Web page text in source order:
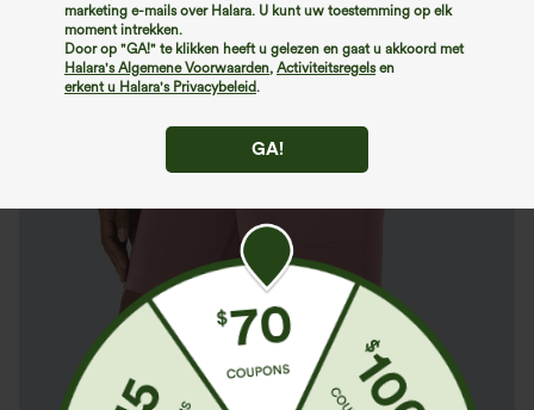
marketing e-mails over Halara. U kunt uw toestemming op elk
moment intrekken.
Door op "GA!" te klikken heeft u gelezen en gaat u akkoord met
Halara's Algemene Voorwaarden, Activiteitsregelsen
erkent u Halara's Privacybeleid.
GA!